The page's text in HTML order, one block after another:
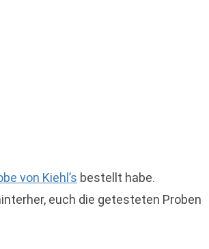
von Kiehl’s bestellt habe.
euch die getesteten Proben